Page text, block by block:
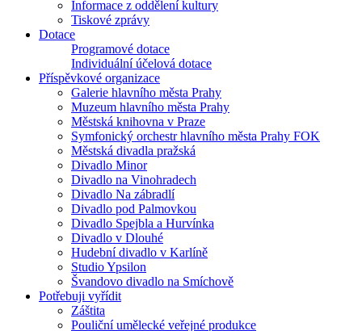
Informace z oddělení kultury
Tiskové zprávy
Dotace
Programové dotace
Individuální účelová dotace
Příspěvkové organizace
Galerie hlavního města Prahy
Muzeum hlavního města Prahy
Městská knihovna v Praze
Symfonický orchestr hlavního města Prahy FOK
Městská divadla pražská
Divadlo Minor
Divadlo na Vinohradech
Divadlo Na zábradlí
Divadlo pod Palmovkou
Divadlo Spejbla a Hurvínka
Divadlo v Dlouhé
Hudební divadlo v Karlíně
Studio Ypsilon
Švandovo divadlo na Smíchově
Potřebuji vyřídit
Záštita
Pouliční umělecké veřejné produkce